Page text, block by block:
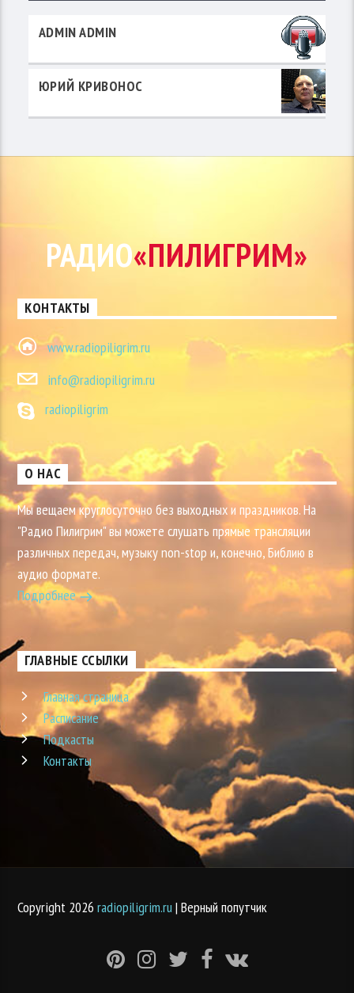
ADMIN ADMIN
ЮРИЙ КРИВОНОС
РАДИО«ПИЛИГРИМ»
КОНТАКТЫ
www.radiopiligrim.ru
info@radiopiligrim.ru
radiopiligrim
О НАС
Мы вещаем круглосуточно без выходных и праздников. На
"Радио Пилигрим" вы можете слушать прямые трансляции
различных передач, музыку non-stop и, конечно, Библию в
аудио формате.
Подробнее
ГЛАВНЫЕ ССЫЛКИ
Главная страница
Расписание
Подкасты
Контакты
Copyright 2026radiopiligrim.ru| Верный попутчик